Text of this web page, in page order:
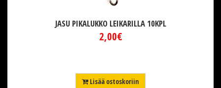
JASU PIKALUKKO LEIKARILLA 10KPL
2,00€
Lisää ostoskoriin